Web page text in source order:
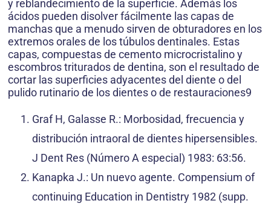
y reblandecimiento de la superficie. Además los
ácidos pueden disolver fácilmente las capas de
manchas que a menudo sirven de obturadores en los
extremos orales de los túbulos dentinales. Estas
capas, compuestas de cemento microcristalino y
escombros triturados de dentina, son el resultado de
cortar las superficies adyacentes del diente o del
pulido rutinario de los dientes o de restauraciones9
Graf H, Galasse R.: Morbosidad, frecuencia y
distribución intraoral de dientes hipersensibles.
J Dent Res (Número A especial) 1983: 63:56.
Kanapka J.: Un nuevo agente. Compensium of
continuing Education in Dentistry 1982 (supp.